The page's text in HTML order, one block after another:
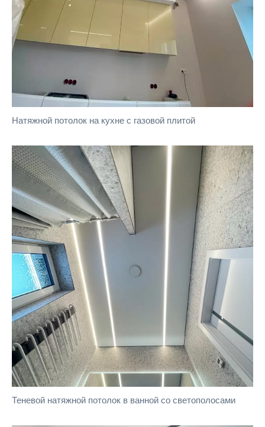
Натяжной потолок на кухне с газовой плитой
Теневой натяжной потолок в ванной со светополосами